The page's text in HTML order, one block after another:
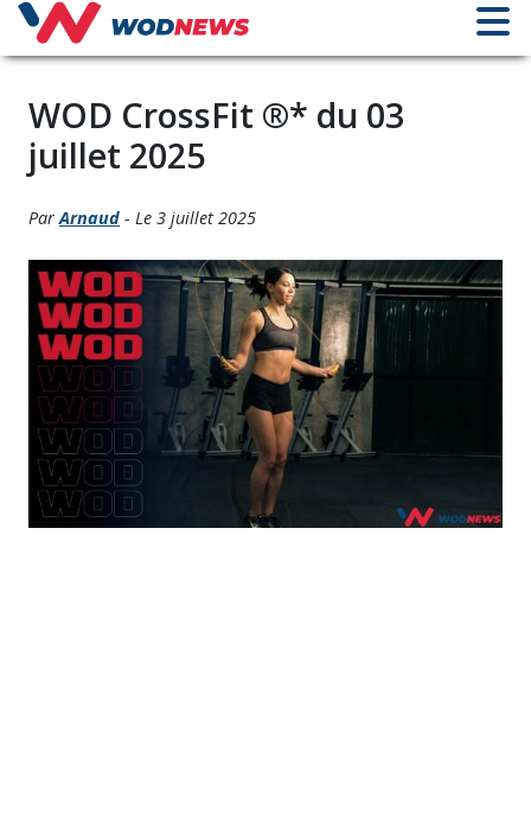
WOD CrossFit ®* du 03
juillet 2025
ParArnaud - Le 3 juillet 2025